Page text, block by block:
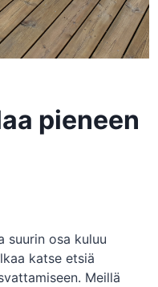
pieneen
suurin osa kuluu
katse etsiä
Meillä